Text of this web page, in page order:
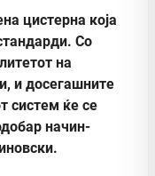
цистерна која
Со
на
и досегашните
систем ќе се
начин-